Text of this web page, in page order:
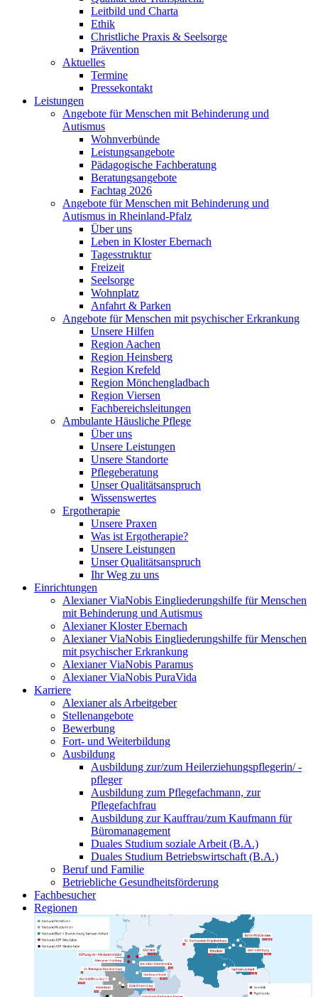
Leitbild und Charta
Ethik
Christliche Praxis & Seelsorge
Prävention
Aktuelles
Termine
Pressekontakt
Leistungen
Angebote für Menschen mit Behinderung und
Autismus
Wohnverbünde
Leistungsangebote
Pädagogische Fachberatung
Beratungsangebote
Fachtag 2026
Angebote für Menschen mit Behinderung und
Autismus in Rheinland-Pfalz
Über uns
Leben in Kloster Ebernach
Tagesstruktur
Freizeit
Seelsorge
Wohnplatz
Anfahrt & Parken
Angebote für Menschen mit psychischer Erkrankung
Unsere Hilfen
Region Aachen
Region Heinsberg
Region Krefeld
Region Mönchengladbach
Region Viersen
Fachbereichsleitungen
Ambulante Häusliche Pflege
Über uns
Unsere Leistungen
Unsere Standorte
Pflegeberatung
Unser Qualitätsanspruch
Wissenswertes
Ergotherapie
Unsere Praxen
Was ist Ergotherapie?
Unsere Leistungen
Unser Qualitätsanspruch
Ihr Weg zu uns
Einrichtungen
Alexianer ViaNobis Eingliederungshilfe für Menschen
mit Behinderung und Autismus
Alexianer Kloster Ebernach
Alexianer ViaNobis Eingliederungshilfe für Menschen
mit psychischer Erkrankung
Alexianer ViaNobis Paramus
Alexianer ViaNobis PuraVida
Karriere
Alexianer als Arbeitgeber
Stellenangebote
Bewerbung
Fort- und Weiterbildung
Ausbildung
Ausbildung zur/zum Heilerziehungspflegerin/ -
pfleger
Ausbildung zum Pflegefachmann, zur
Pflegefachfrau
Ausbildung zur Kauffrau/zum Kaufmann für
Büromanagement
Duales Studium soziale Arbeit (B.A.)
Duales Studium Betriebswirtschaft (B.A.)
Beruf und Familie
Betriebliche Gesundheitsförderung
Fachbesucher
Regionen